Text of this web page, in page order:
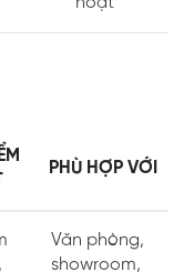
PHÙ HỢP VỚI
Văn phòng,
showroom,